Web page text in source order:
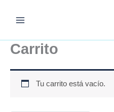
Carrito
Tu carrito está vacío.